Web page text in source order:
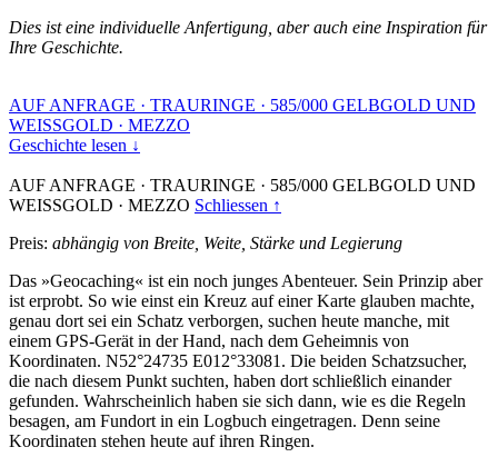
Dies ist eine individuelle Anfertigung, aber auch eine Inspiration für
Ihre Geschichte.
AUF ANFRAGE · TRAURINGE · 585/000 GELBGOLD UND
WEISSGOLD · MEZZO
Geschichte lesen ↓
AUF ANFRAGE · TRAURINGE · 585/000 GELBGOLD UND
WEISSGOLD · MEZZO Schliessen ↑
Preis: abhängig von Breite, Weite, Stärke und Legierung
Das »Geocaching« ist ein noch junges Abenteuer. Sein Prinzip aber
ist erprobt. So wie einst ein Kreuz auf einer Karte glauben machte,
genau dort sei ein Schatz verborgen, suchen heute manche, mit
einem GPS-Gerät in der Hand, nach dem Geheimnis von
Koordinaten. N52°24735 E012°33081. Die beiden Schatzsucher,
die nach diesem Punkt suchten, haben dort schließlich einander
gefunden. Wahrscheinlich haben sie sich dann, wie es die Regeln
besagen, am Fundort in ein Logbuch eingetragen. Denn seine
Koordinaten stehen heute auf ihren Ringen.